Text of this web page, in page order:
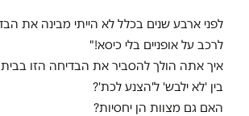
לפני ארבע שנים בכלל לא הייתי מבינה את
לרכב על אופניים בלי כיסא!"
איך אתה הולך להסביר את הבדיחה הזו
בין 'לא ילבש' ל'הצנע לכת'?
האם גם מצוות הן יחסיות?